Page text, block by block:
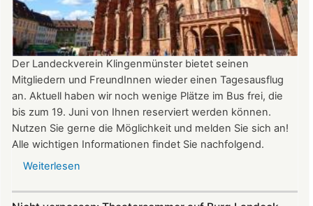
Uhr
Der Landeckverein Klingenmünster bietet seinen
Mitgliedern und FreundInnen wieder einen Tagesausflug
an. Aktuell haben wir noch wenige Plätze im Bus frei, die
bis zum 19. Juni von Ihnen reserviert werden können.
Nutzen Sie gerne die Möglichkeit und melden Sie sich an!
Alle wichtigen Informationen findet Sie nachfolgend.
Weiterlesen